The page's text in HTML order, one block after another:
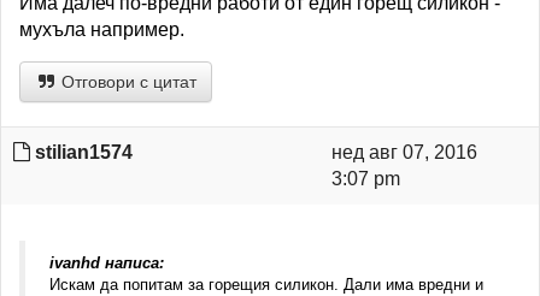
мухъла например.
Отговори с цитат
stilian1574
нед авг 07, 2016
3:07 pm
ivanhd написа:
Искам да попитам за горещия силикон. Дали има вредни и